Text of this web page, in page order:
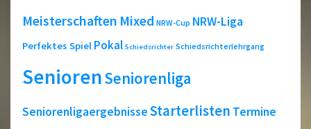
Meisterschaften Mixed NRW-Cup NRW-Liga
Perfektes Spiel Pokal Schiedsrichter Schiedsrichterlehrgang
SeniorenSeniorenliga
SeniorenligaergebnisseStarterlisten Termine